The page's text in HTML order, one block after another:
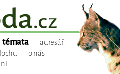
témata
adresář
o nás